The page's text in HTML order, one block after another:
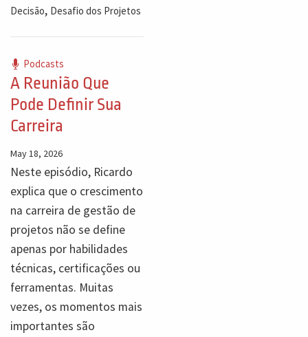
Decisão, Desafio dos Projetos
Podcasts
A Reunião Que
Pode Definir Sua
Carreira
May 18, 2026
Neste episódio, Ricardo
explica que o crescimento
na carreira de gestão de
projetos não se define
apenas por habilidades
técnicas, certificações ou
ferramentas. Muitas
vezes, os momentos mais
importantes são